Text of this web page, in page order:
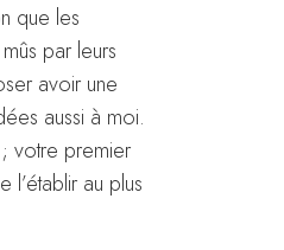
que les
par leurs
avoir une
aussi à moi.
votre premier
au plus